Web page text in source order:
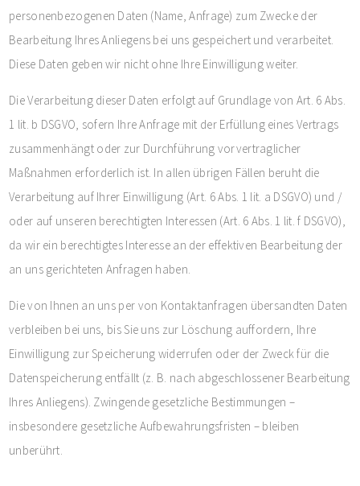
personenbezogenen Daten (Name, Anfrage) zum Zwecke der
Bearbeitung Ihres Anliegens bei uns gespeichert und verarbeitet.
Diese Daten geben wir nicht ohne Ihre Einwilligung weiter.
Die Verarbeitung dieser Daten erfolgt auf Grundlage von Art. 6 Abs.
1 lit. b DSGVO, sofern Ihre Anfrage mit der Erfüllung eines Vertrags
zusammenhängt oder zur Durchführung vorvertraglicher
Maßnahmen erforderlich ist. In allen übrigen Fällen beruht die
Verarbeitung auf Ihrer Einwilligung (Art. 6 Abs. 1 lit. a DSGVO) und /
oder auf unseren berechtigten Interessen (Art. 6 Abs. 1 lit. f DSGVO),
da wir ein berechtigtes Interesse an der effektiven Bearbeitung der
an uns gerichteten Anfragen haben.
Die von Ihnen an uns per von Kontaktanfragen übersandten Daten
verbleiben bei uns, bis Sie uns zur Löschung auffordern, Ihre
Einwilligung zur Speicherung widerrufen oder der Zweck für die
Datenspeicherung entfällt (z. B. nach abgeschlossener Bearbeitung
Ihres Anliegens). Zwingende gesetzliche Bestimmungen –
insbesondere gesetzliche Aufbewahrungsfristen – bleiben
unberührt.